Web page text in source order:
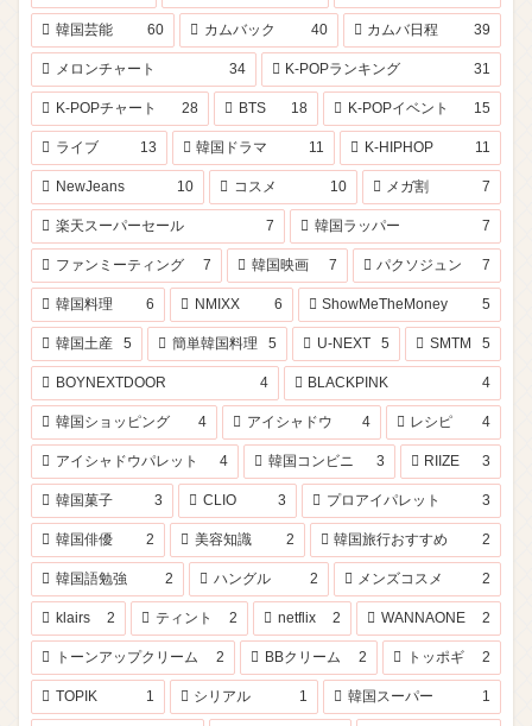
韓国芸能 60 カムバック 40 カムバ日程 39
メロンチャート 34 K-POPランキング 31
K-POPチャート 28 BTS 18 K-POPイベント 15
ライブ 13 韓国ドラマ 11 K-HIPHOP 11
NewJeans 10 コスメ 10 メガ割 7
楽天スーパーセール 7 韓国ラッパー 7
ファンミーティング 7 韓国映画 7 パクソジュン 7
韓国料理 6 NMIXX 6 ShowMeTheMoney 5
韓国土産 5 簡単韓国料理 5 U-NEXT 5 SMTM 5
BOYNEXTDOOR 4 BLACKPINK 4
韓国ショッピング 4 アイシャドウ 4 レシピ 4
アイシャドウパレット 4 韓国コンビニ 3 RIIZE 3
韓国菓子 3 CLIO 3 プロアイパレット 3
韓国俳優 2 美容知識 2 韓国旅行おすすめ 2
韓国語勉強 2 ハングル 2 メンズコスメ 2
klairs 2 ティント 2 netflix 2 WANNAONE 2
トーンアップクリーム 2 BBクリーム 2 トッポギ 2
TOPIK 1 シリアル 1 韓国スーパー 1